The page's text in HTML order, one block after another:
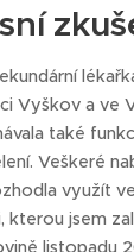
Vyškov a ve
také
Veškeré
využít
kterou jsem
listopadu